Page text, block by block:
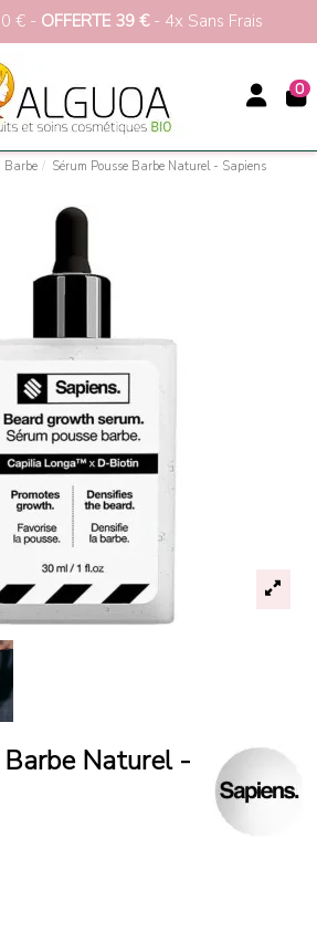
€ - OFFERTE 39 €- 4x Sans Frais
0
Barbe Sérum Pousse Barbe Naturel - Sapiens
Barbe Naturel -